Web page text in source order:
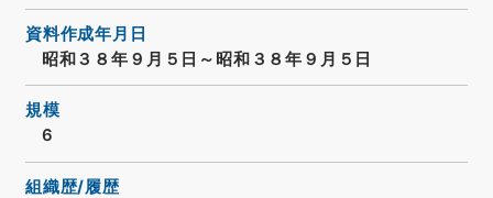
資料作成年月日
昭和３８年９月５日～昭和３８年９月５日
規模
6
組織歴/履歴